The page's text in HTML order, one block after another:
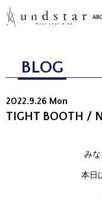
BLOG
2022.9.26 Mon
TIGHT BOOTH /
み
本日